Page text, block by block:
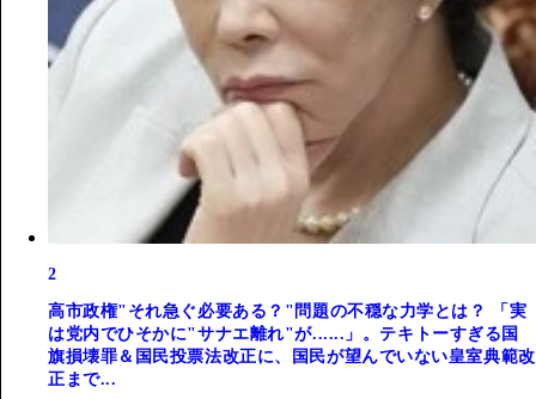
2
高市政権"それ急ぐ必要ある？"問題の不穏な力学とは？ 「実
は党内でひそかに"サナエ離れ"が......」。テキトーすぎる国
旗損壊罪＆国民投票法改正に、国民が望んでいない皇室典範改
正まで...